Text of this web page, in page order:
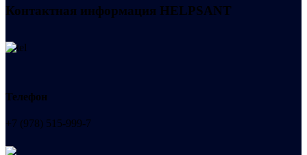
Контактная информация HELPSANT
Телефон
+7 (978) 515-999-7